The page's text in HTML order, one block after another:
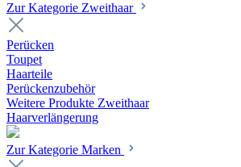
Zur Kategorie Zweithaar
Perücken
Toupet
Haarteile
Perückenzubehör
Weitere Produkte Zweithaar
Haarverlängerung
Zur Kategorie Marken